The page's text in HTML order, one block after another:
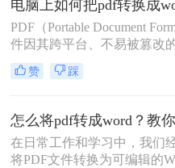
档呢？本文将介绍三种免费
换为Word文档的方法。
PDF（Portable Document
件因其跨平台、不易被篡改
广受欢迎，但在某些情况下
能需要将其转换为可编辑的
文档呢？本文将介绍三种在
PDF转换为Word文档的方法
赞 踩
在日常工作和学习中，我们
将PDF文件转换为可编辑的